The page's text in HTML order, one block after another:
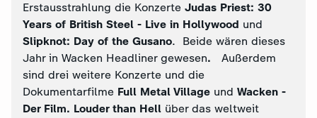
Erstausstrahlung die Konzerte Judas Priest: 30
Years of British Steel - Live in Hollywood und
Slipknot: Day of the Gusano. Beide wären dieses
Jahr in Wacken Headliner gewesen.
Außerdem
sind drei weitere Konzerte und die
Dokumentarfilme Full Metal Village und Wacken -
Der Film. Louder than Hell über das weltweit